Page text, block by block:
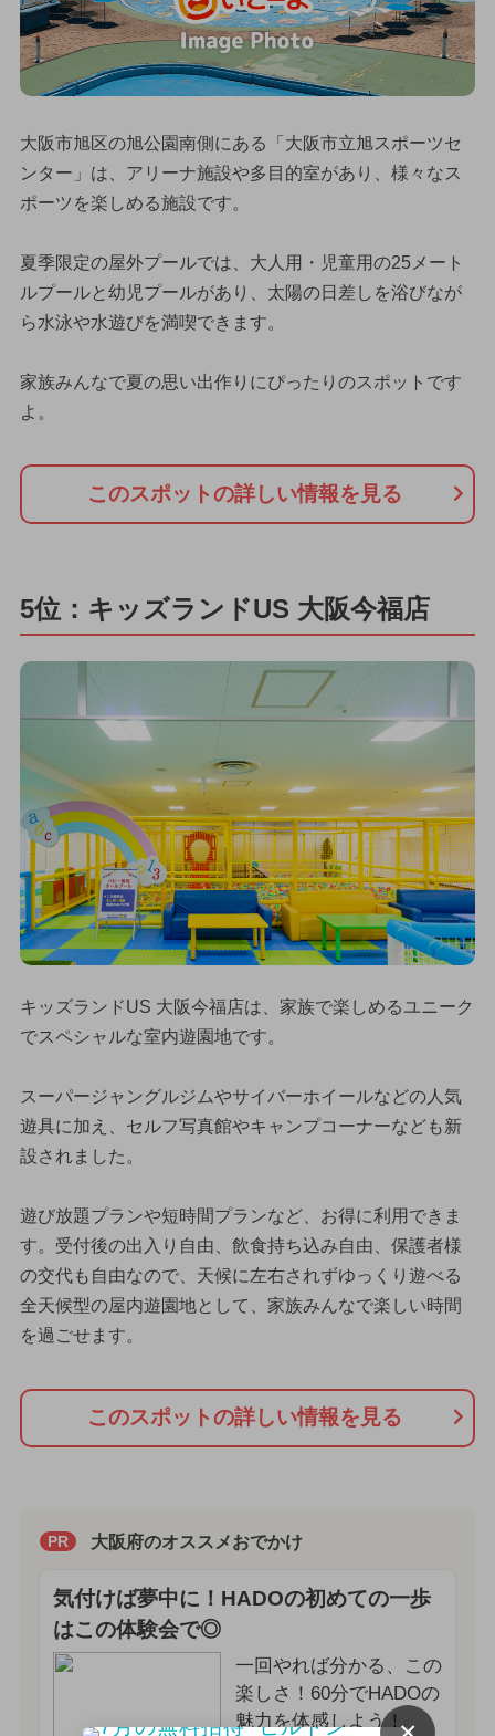
大阪市旭区の旭公園南側にある「大阪市立旭スポーツセ
ンター」は、アリーナ施設や多目的室があり、様々なス
ポーツを楽しめる施設です。
夏季限定の屋外プールでは、大人用・児童用の25メート
ルプールと幼児プールがあり、太陽の日差しを浴びなが
ら水泳や水遊びを満喫できます。
家族みんなで夏の思い出作りにぴったりのスポットです
よ。
このスポットの詳しい情報を見る
5位：キッズランドUS 大阪今福店
キッズランドUS 大阪今福店は、家族で楽しめるユニーク
でスペシャルな室内遊園地です。
スーパージャングルジムやサイバーホイールなどの人気
遊具に加え、セルフ写真館やキャンプコーナーなども新
設されました。
遊び放題プランや短時間プランなど、お得に利用できま
す。受付後の出入り自由、飲食持ち込み自由、保護者様
の交代も自由なので、天候に左右されずゆっくり遊べる
全天候型の屋内遊園地として、家族みんなで楽しい時間
を過ごせます。
このスポットの詳しい情報を見る
PR 大阪府のオススメおでかけ
気付けば夢中に！HADOの初めての一歩
はこの体験会で◎
一回やれば分かる、この
楽しさ！60分でHADOの
魅力を体感しよう！